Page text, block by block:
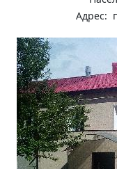
Адрес: